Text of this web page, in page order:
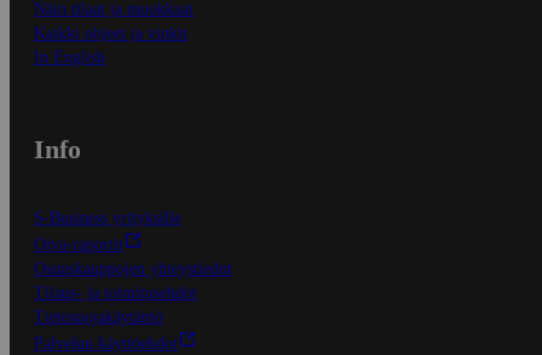
Näin tilaat ja muokkaat
Kaikki ohjeet ja vinkit
In English
Info
S-Business yrityksille
Oiva-raportit
Osuuskauppojen yhteystiedot
Tilaus- ja toimitusehdot
Tietosuojakäytäntö
Palvelun käyttöehdot